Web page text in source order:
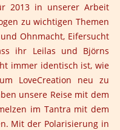
2013 in unserer Arbeit
zu wichtigen Themen
Ohnmacht, Eifersucht
ihr Leilas und Björns
immer identisch ist, wie
LoveCreation neu zu
unsere Reise mit dem
im Tantra mit dem
Mit der Polarisierung in